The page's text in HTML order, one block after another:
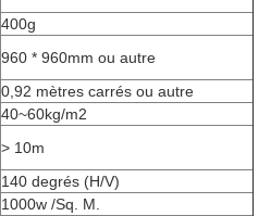
400g
960 * 960mm ou autre
0,92 mètres carrés ou autre
40~60kg/m2
> 10m
140 degrés (H/V)
1000w /Sq. M.